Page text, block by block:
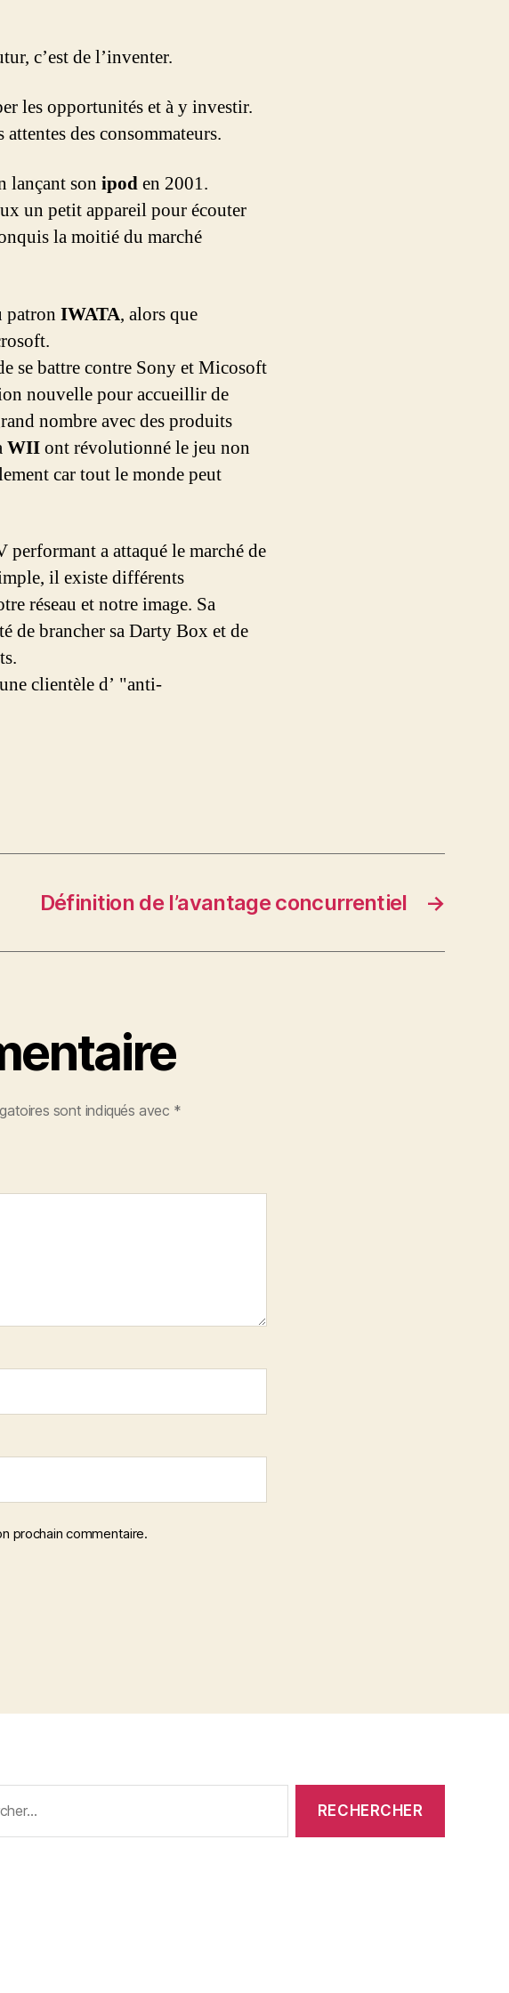
c’est de l’inventer.
les opportunités et à y investir.
des consommateurs.
lançant son ipoden 2001.
un petit appareil pour écouter
la moitié du marché
patron IWATA, alors que
se battre contre Sony et Micosoft
nouvelle pour accueillir de
nombre avec des produits
WIIont révolutionné le jeu non
car tout le monde peut
a attaqué le marché de
il existe différents
réseau et notre image. Sa
de brancher sa Darty Box et de
clientèle d’ "anti-
→
Définition de l’avantage concurrentiel
sont indiqués avec *
prochain commentaire.